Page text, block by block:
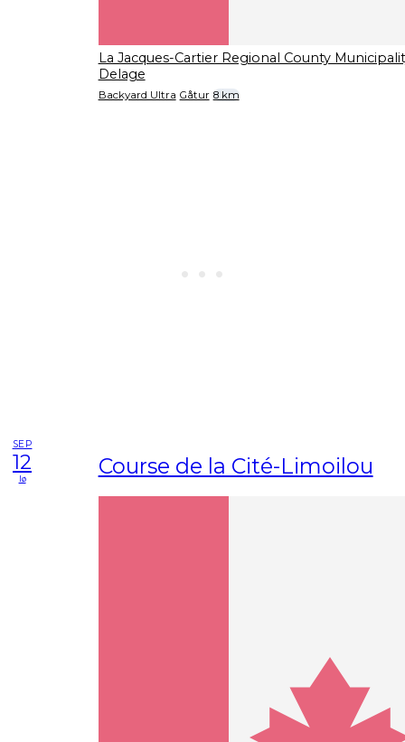
La Jacques-Cartier Regional County
Delage
Backyard Ultra Gåtur 8 km
SEP
12
lø Course de la Cité-Limoilou